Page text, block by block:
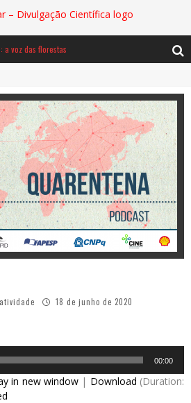
a voz das florestas
Baú de Histórias - A jamais imaginada aventura com os moinhos de vento
18 de junho de 2020
00:00
in new window| Download (Duration: